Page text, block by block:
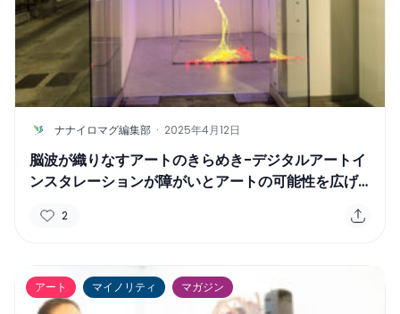
N ナナイロマグ編集部 · 2025年4月12日
脳波が織りなすアートのきらめき-デジタルアートイ
ンスタレーションが障がいとアートの可能性を広げ
2
アート マイノリティ マガジン